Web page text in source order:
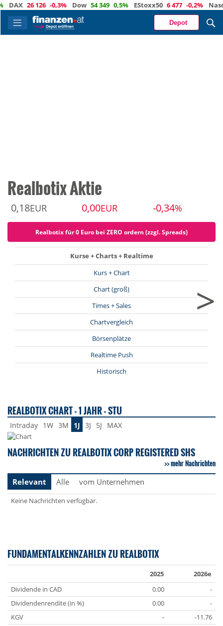
26 126 -0,3% Dow 54 349 0,5% EStoxx50 6 477 -0,2% Nasdaq
Depot
Realbotix Aktie
0,18EUR 0,00EUR -0,34%
Realbotix für 0 Euro bei ZERO ordern (zzgl. Spreads)
Kurse + Charts + Realtime
Kurs + Chart
Chart (groß)
Times + Sales
Chartvergleich
Börsenplätze
Realtime Push
Historisch
>
REALBOTIX CHART - 1 JAHR - STU
Intraday 1W 3M 1J 3J 5J MAX
NACHRICHTEN ZU REALBOTIX CORP REGISTERED SHS
mehr Nachrichten
Relevant
Alle vom Unternehmen
Keine Nachrichten verfügbar.
FUNDAMENTALKENNZAHLEN ZU REALBOTIX
2025
2026e
Dividende in CAD
0.00
-
Dividendenrendite (in %)
0.00
-
KGV
-
-11.76